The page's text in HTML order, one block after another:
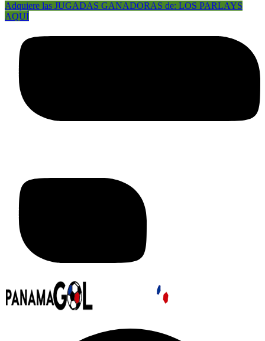
Adquiere las JUGADAS GANADORAS de: LOS PARLAYS
AQUÍ